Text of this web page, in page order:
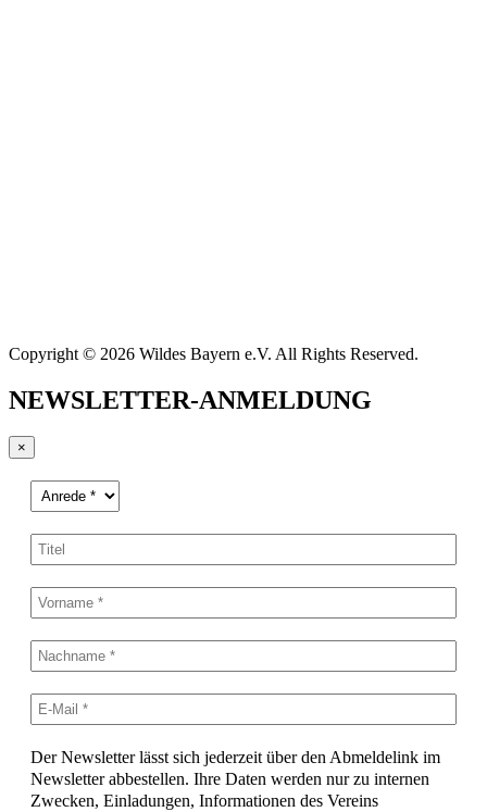
Copyright © 2026 Wildes Bayern e.V. All Rights Reserved.
NEWSLETTER-ANMELDUNG
×
Der Newsletter lässt sich jederzeit über den Abmeldelink im
Newsletter abbestellen. Ihre Daten werden nur zu internen
Zwecken, Einladungen, Informationen des Vereins